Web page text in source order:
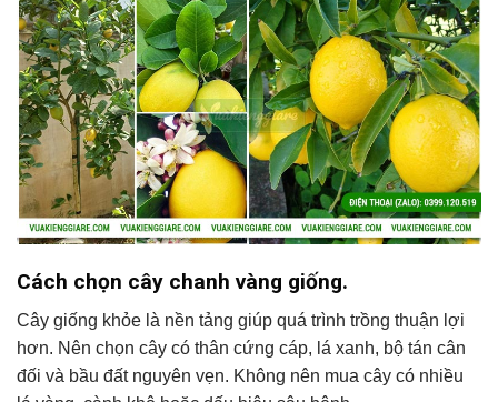
Cách chọn cây chanh vàng giống.
Cây giống khỏe là nền tảng giúp quá trình trồng thuận lợi
hơn. Nên chọn cây có thân cứng cáp, lá xanh, bộ tán cân
đối và bầu đất nguyên vẹn. Không nên mua cây có nhiều